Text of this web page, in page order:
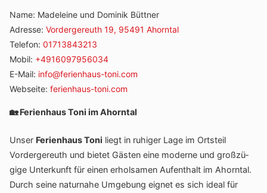
Name: Madeleine und Dominik Büttner
Adresse: Vordergereuth 19, 95491 Ahorntal
Telefon: 01713843213
Mobil: +4916097956034
E-Mail: info@ferienhaus-toni.com
Webseite: ferienhaus-toni.com
🏡Feri­en­haus Toni im Ahorntal
Unser Feri­en­haus Toni liegt in ruhiger Lage im Orts­teil
Vorder­ge­reuth und bietet Gästen eine moderne und groß­zü­
gige Unter­kunft für einen erhol­samen Aufent­halt im Ahorntal.
Durch seine natur­nahe Umge­bung eignet es sich ideal für